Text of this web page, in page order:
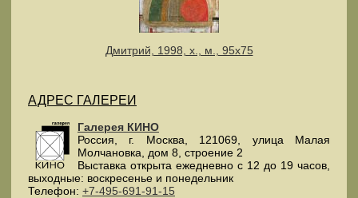
Дмитрий, 1998, х., м., 95х75
АДРЕС ГАЛЕРЕИ
Галерея КИНО
Россия , г. Москва 121069
улица Малая
Молчановка, дом 8, строение 2
Выставка открыта ежедневно с 12 до 19 часов,
выходные: воскресенье и понедельник
Телефон: +7-495-691-91-15